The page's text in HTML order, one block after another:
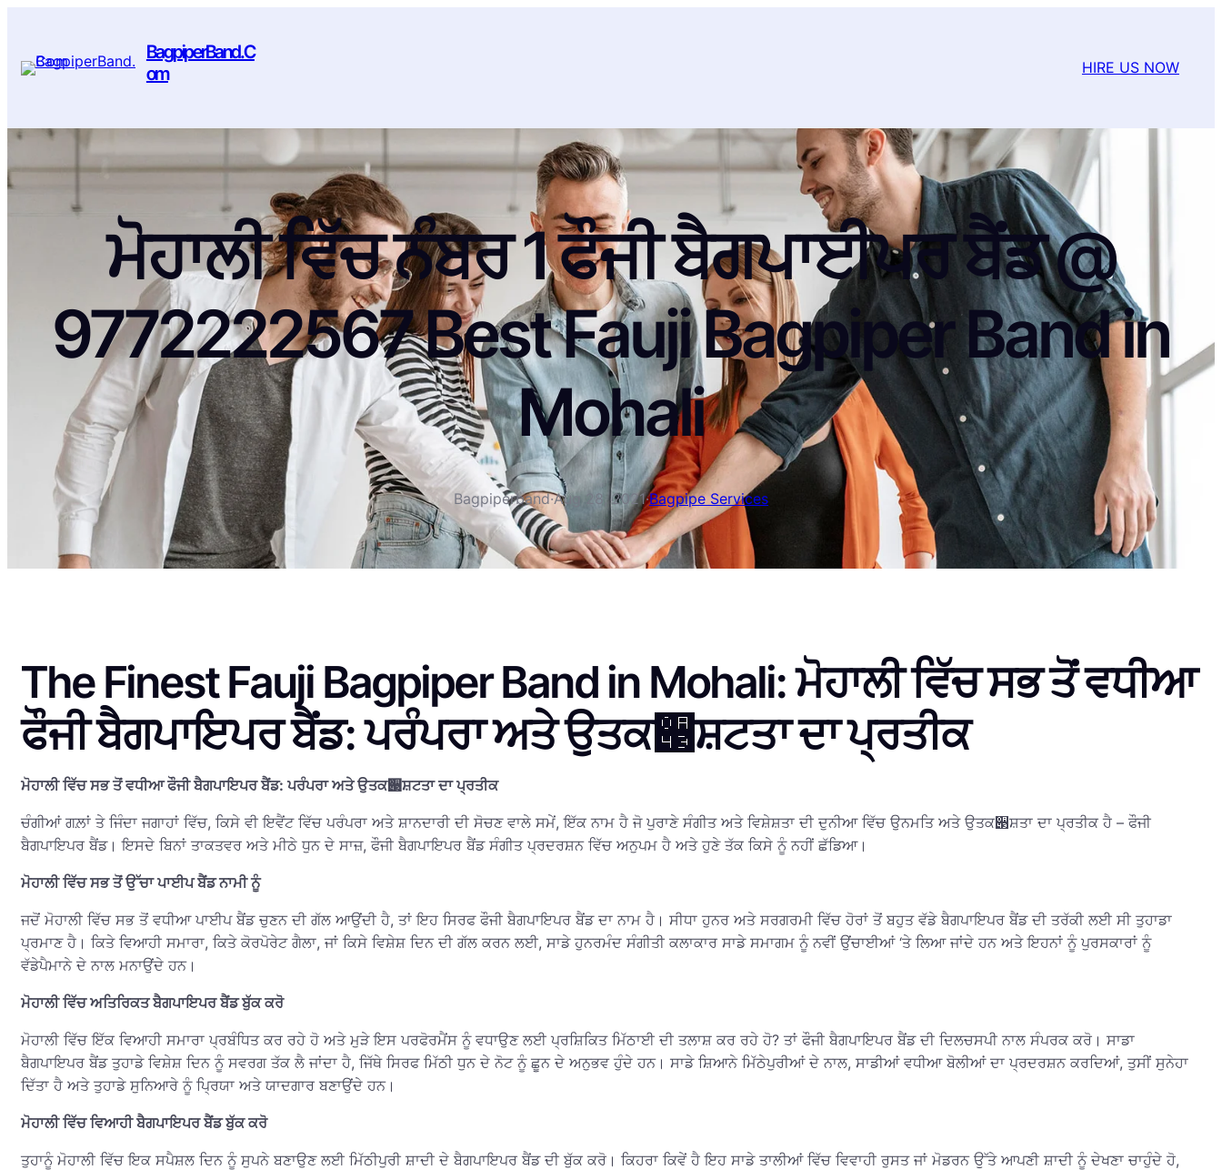
BagpiperBand.C
om
HIRE US NOW
ਮੋਹਾਲੀ ਵਿੱਚ ਨੰਬਰ 1 ਫੌਜੀ ਬੈਗਪਾਈਪਰ ਬੈਂਡ @
9772222567 Best Fauji Bagpiper Band in
Mohali
Bagpiperband·Aug 28, 2021·Bagpipe Services
The Finest Fauji Bagpiper Band in Mohali: ਮੋਹਾਲੀ ਵਿੱਚ ਸਭ ਤੋਂ ਵਧੀਆ
ਫੌਜੀ ਬੈਗਪਾਇਪਰ ਬੈਂਡ: ਪਰੰਪਰਾ ਅਤੇ ਉਤਕ੃ਸ਼ਟਤਾ ਦਾ ਪ੍ਰਤੀਕ
ਮੋਹਾਲੀ ਵਿੱਚ ਸਭ ਤੋਂ ਵਧੀਆ ਫੌਜੀ ਬੈਗਪਾਇਪਰ ਬੈਂਡ: ਪਰੰਪਰਾ ਅਤੇ ਉਤਕ੃ਸ਼ਟਤਾ ਦਾ ਪ੍ਰਤੀਕ
ਚੰਗੀਆਂ ਗਲ਼ਾਂ ਤੇ ਜਿੰਦਾ ਜਗਾਹਾਂ ਵਿੱਚ, ਕਿਸੇ ਵੀ ਇਵੈਂਟ ਵਿੱਚ ਪਰੰਪਰਾ ਅਤੇ ਸ਼ਾਨਦਾਰੀ ਦੀ ਸੋਚਣ ਵਾਲੇ ਸਮੇਂ, ਇੱਕ ਨਾਮ ਹੈ ਜੋ ਪੁਰਾਣੇ ਸੰਗੀਤ ਅਤੇ ਵਿਸ਼ੇਸ਼ਤਾ ਦੀ ਦੁਨੀਆ ਵਿੱਚ ਉਨਮਤਿ ਅਤੇ ਉਤਕ੃ਸ਼ਤਾ ਦਾ ਪ੍ਰਤੀਕ ਹੈ – ਫੌਜੀ
ਬੈਗਪਾਇਪਰ ਬੈਂਡ। ਇਸਦੇ ਬਿਨਾਂ ਤਾਕਤਵਰ ਅਤੇ ਮੀਠੇ ਧੁਨ ਦੇ ਸਾਜ਼, ਫੌਜੀ ਬੈਗਪਾਇਪਰ ਬੈਂਡ ਸੰਗੀਤ ਪ੍ਰਦਰਸ਼ਨ ਵਿੱਚ ਅਨੁਪਮ ਹੈ ਅਤੇ ਹੁਣੇ ਤੱਕ ਕਿਸੇ ਨੂੰ ਨਹੀਂ ਛੱਡਿਆ।
ਮੋਹਾਲੀ ਵਿੱਚ ਸਭ ਤੋਂ ਉੱਚਾ ਪਾਈਪ ਬੈਂਡ ਨਾਮੀ ਨੂੰ
ਜਦੋਂ ਮੋਹਾਲੀ ਵਿੱਚ ਸਭ ਤੋਂ ਵਧੀਆ ਪਾਈਪ ਬੈਂਡ ਚੁਣਨ ਦੀ ਗੱਲ ਆਉਂਦੀ ਹੈ, ਤਾਂ ਇਹ ਸਿਰਫ ਫੌਜੀ ਬੈਗਪਾਇਪਰ ਬੈਂਡ ਦਾ ਨਾਮ ਹੈ। ਸੀਧਾ ਹੁਨਰ ਅਤੇ ਸਰਗਰਮੀ ਵਿੱਚ ਹੋਰਾਂ ਤੋਂ ਬਹੁਤ ਵੱਡੇ ਬੈਗਪਾਇਪਰ ਬੈਂਡ ਦੀ ਤਰੱਕੀ ਲਈ ਸੀ ਤੁਹਾਡਾ
ਪ੍ਰਮਾਣ ਹੈ। ਕਿਤੇ ਵਿਆਹੀ ਸਮਾਰਾ, ਕਿਤੇ ਕੋਰਪੋਰੇਟ ਗੈਲਾ, ਜਾਂ ਕਿਸੇ ਵਿਸ਼ੇਸ਼ ਦਿਨ ਦੀ ਗੱਲ ਕਰਨ ਲਈ, ਸਾਡੇ ਹੁਨਰਮੰਦ ਸੰਗੀਤੀ ਕਲਾਕਾਰ ਸਾਡੇ ਸਮਾਗਮ ਨੂੰ ਨਵੀਂ ਉਂਚਾਈਆਂ ‘ਤੇ ਲਿਆ ਜਾਂਦੇ ਹਨ ਅਤੇ ਇਹਨਾਂ ਨੂੰ ਪੁਰਸਕਾਰਾਂ ਨੂੰ
ਵੱਡੇਪੈਮਾਨੇ ਦੇ ਨਾਲ ਮਨਾਉਂਦੇ ਹਨ।
ਮੋਹਾਲੀ ਵਿੱਚ ਅਤਿਰਿਕਤ ਬੈਗਪਾਇਪਰ ਬੈਂਡ ਬੁੱਕ ਕਰੋ
ਮੋਹਾਲੀ ਵਿੱਚ ਇੱਕ ਵਿਆਹੀ ਸਮਾਰਾ ਪ੍ਰਬੰਧਿਤ ਕਰ ਰਹੇ ਹੋ ਅਤੇ ਮੁੜੇ ਇਸ ਪਰਫੋਰਮੈਂਸ ਨੂੰ ਵਧਾਉਣ ਲਈ ਪ੍ਰਸ਼ਿਕਿਤ ਮਿੱਠਾਈ ਦੀ ਤਲਾਸ਼ ਕਰ ਰਹੇ ਹੋ? ਤਾਂ ਫੌਜੀ ਬੈਗਪਾਇਪਰ ਬੈਂਡ ਦੀ ਦਿਲਚਸਪੀ ਨਾਲ ਸੰਪਰਕ ਕਰੋ। ਸਾਡਾ
ਬੈਗਪਾਇਪਰ ਬੈਂਡ ਤੁਹਾਡੇ ਵਿਸ਼ੇਸ਼ ਦਿਨ ਨੂੰ ਸਵਰਗ ਤੱਕ ਲੈ ਜਾਂਦਾ ਹੈ, ਜਿੱਥੇ ਸਿਰਫ ਮਿੱਠੀ ਧੁਨ ਦੇ ਨੋਟ ਨੂੰ ਛੂਨ ਦੇ ਅਨੁਭਵ ਹੁੰਦੇ ਹਨ। ਸਾਡੇ ਸ਼ਿਆਨੇ ਮਿੱਠੇਪੁਰੀਆਂ ਦੇ ਨਾਲ, ਸਾਡੀਆਂ ਵਧੀਆ ਬੋਲੀਆਂ ਦਾ ਪ੍ਰਦਰਸ਼ਨ ਕਰਦਿਆਂ, ਤੁਸੀਂ ਸੁਨੇਹਾ
ਦਿੱਤਾ ਹੈ ਅਤੇ ਤੁਹਾਡੇ ਸੁਨਿਆਰੇ ਨੂੰ ਪ੍ਰਿਯਾ ਅਤੇ ਯਾਦਗਾਰ ਬਣਾਉਂਦੇ ਹਨ।
ਮੋਹਾਲੀ ਵਿੱਚ ਵਿਆਹੀ ਬੈਗਪਾਇਪਰ ਬੈਂਡ ਬੁੱਕ ਕਰੋ
ਤੁਹਾਨੂੰ ਮੋਹਾਲੀ ਵਿੱਚ ਇਕ ਸਪੈਸ਼ਲ ਦਿਨ ਨੂੰ ਸੁਪਨੇ ਬਣਾਉਣ ਲਈ ਮਿੱਠੀਪੁਰੀ ਸ਼ਾਦੀ ਦੇ ਬੈਗਪਾਇਪਰ ਬੈਂਡ ਦੀ ਬੁੱਕ ਕਰੋ। ਕਿਹਰਾ ਕਿਵੇਂ ਹੈ ਇਹ ਸਾਡੇ ਤਾਲੀਆਂ ਵਿੱਚ ਵਿਵਾਹੀ ਰੁਸਤ ਜਾਂ ਮੋਡਰਨ ਉੱਤੇ ਆਪਣੀ ਸ਼ਾਦੀ ਨੂੰ ਦੇਖਣਾ ਚਾਹੁੰਦੇ ਹੋ,